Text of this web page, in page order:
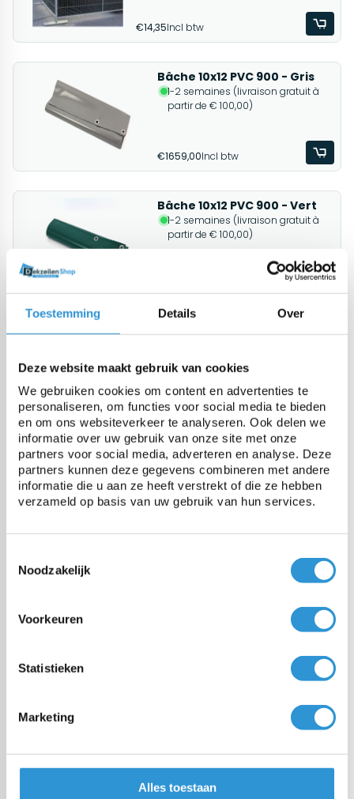
Toestemming Details Over
Deze website maakt gebruik van cookies
We gebruiken cookies om content en advertenties te
personaliseren, om functies voor social media te bieden
en om ons websiteverkeer te analyseren. Ook delen we
informatie over uw gebruik van onze site met onze
partners voor social media, adverteren en analyse. Deze
partners kunnen deze gegevens combineren met andere
informatie die u aan ze heeft verstrekt of die ze hebben
verzameld op basis van uw gebruik van hun services.
Noodzakelijk
Voorkeuren
Statistieken
Marketing
Alles toestaan
€14,35Incl btw
Bâche 10x12 PVC 900 - Gris
1-2 semaines (livraison gratuit à
partir de € 100,00)
€1659,00Incl btw
Bâche 10x12 PVC 900 - Vert
1-2 semaines (livraison gratuit à
partir de € 100,00)
Bâche 8x10 PVC 900 - Gris
partir de € 100,00)
€1148,00 Incl btw
Bâche 8x10 PVC 900 - Vert
1-2 semaines (livraison gratuit à
partir de € 100,00)
1-2 semaines (livraison gratuit à
Bâche 6x10 PVC 900 - Vert